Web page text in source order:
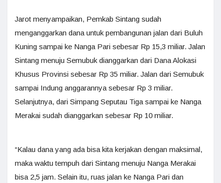
Jarot menyampaikan, Pemkab Sintang sudah
menganggarkan dana untuk pembangunan jalan dari Buluh
Kuning sampai ke Nanga Pari sebesar Rp 15,3 miliar. Jalan
Sintang menuju Semubuk dianggarkan dari Dana Alokasi
Khusus Provinsi sebesar Rp 35 miliar. Jalan dari Semubuk
sampai Indung anggarannya sebesar Rp 3 miliar.
Selanjutnya, dari Simpang Seputau Tiga sampai ke Nanga
Merakai sudah dianggarkan sebesar Rp 10 miliar.
“Kalau dana yang ada bisa kita kerjakan dengan maksimal,
maka waktu tempuh dari Sintang menuju Nanga Merakai
bisa 2,5 jam. Selain itu, ruas jalan ke Nanga Pari dan